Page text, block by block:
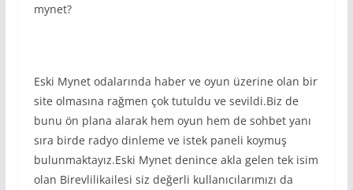
mynet?
Eski Mynet odalarında haber ve oyun üzerine olan bir
site olmasına rağmen çok tutuldu ve sevildi.Biz de
bunu ön plana alarak hem oyun hem de sohbet yanı
sıra birde radyo dinleme ve istek paneli koymuş
bulunmaktayız.Eski Mynet denince akla gelen tek isim
olan Birevlilikailesi siz değerli kullanıcılarımızı da